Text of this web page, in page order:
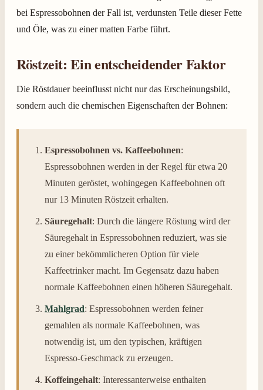
bei Espressobohnen der Fall ist, verdunsten Teile dieser Fette
und Öle, was zu einer matten Farbe führt.
Röstzeit: Ein entscheidender Faktor
Die Röstdauer beeinflusst nicht nur das Erscheinungsbild,
sondern auch die chemischen Eigenschaften der Bohnen:
Espressobohnen vs. Kaffeebohnen:
Espressobohnen werden in der Regel für etwa 20
Minuten geröstet, wohingegen Kaffeebohnen oft
nur 13 Minuten Röstzeit erhalten.
Säuregehalt: Durch die längere Röstung wird der
Säuregehalt in Espressobohnen reduziert, was sie
zu einer bekömmlicheren Option für viele
Kaffeetrinker macht. Im Gegensatz dazu haben
normale Kaffeebohnen einen höheren Säuregehalt.
Mahlgrad: Espressobohnen werden feiner
gemahlen als normale Kaffeebohnen, was
notwendig ist, um den typischen, kräftigen
Espresso-Geschmack zu erzeugen.
Koffeingehalt: Interessanterweise enthalten